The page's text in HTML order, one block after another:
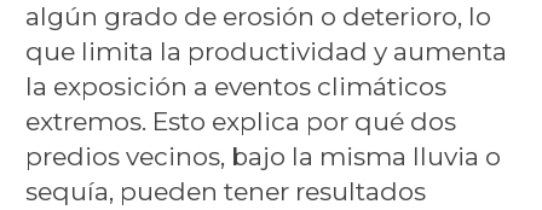
algún grado de erosión o deterioro, lo
que limita la productividad y aumenta
la exposición a eventos climáticos
extremos. Esto explica por qué dos
predios vecinos, bajo la misma lluvia o
sequía, pueden tener resultados